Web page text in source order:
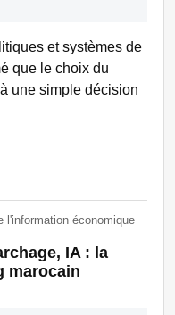
et systèmes de
que le choix du
une simple décision
l'information économique
IA : la
marocain